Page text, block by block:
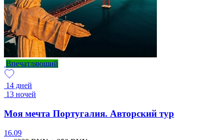
Впечатляющий
14 дней
13 ночей
Моя мечта Португалия. Авторский тур
16.09